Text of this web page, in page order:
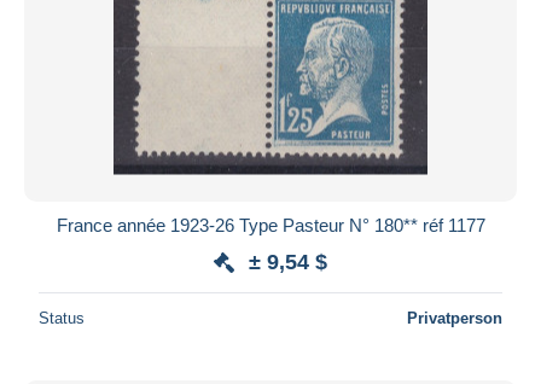
France année 1923-26 Type Pasteur N° 180** réf 1177
± 9,54 $
Status Privatperson